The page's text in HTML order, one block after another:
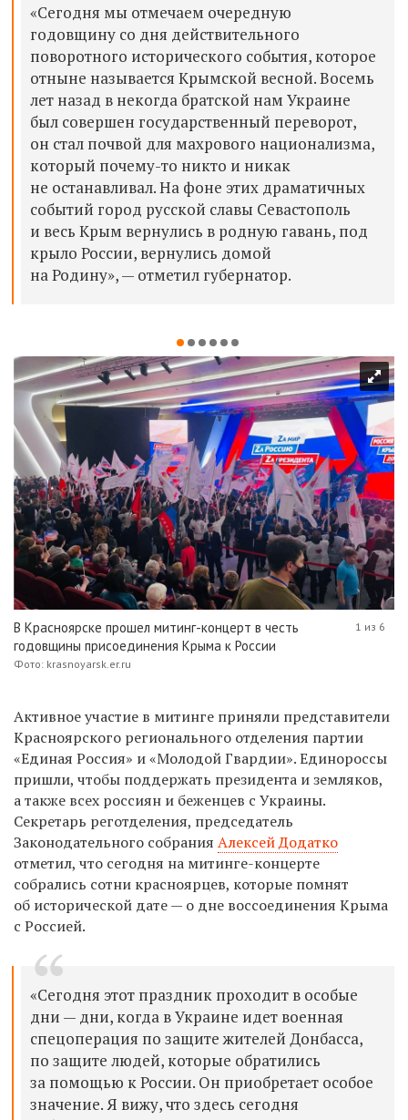
«Сегодня мы отмечаем очередную
годовщину со дня действительного
поворотного исторического события, которое
отныне называется Крымской весной. Восемь
лет назад в некогда братской нам Украине
был совершен государственный переворот,
он стал почвой для махрового национализма,
который почему-то никто и никак
не останавливал. На фоне этих драматичных
событий город русской славы Севастополь
и весь Крым вернулись в родную гавань, под
крыло России, вернулись домой
на Родину», — отметил губернатор.
В Красноярске прошел митинг-концерт в честь
годовщины присоединения Крыма к России
Фото: krasnoyarsk.er.ru
1 из 6
Активное участие в митинге приняли представители
Красноярского регионального отделения партии
«Единая Россия» и «Молодой Гвардии». Единороссы
пришли, чтобы поддержать президента и земляков,
а также всех россиян и беженцев с Украины.
Секретарь реготделения, председатель
Законодательного собрания Алексей Додатко
отметил, что сегодня на митинге-концерте
собрались сотни красноярцев, которые помнят
об исторической дате — о дне воссоединения Крыма
с Россией.
«Сегодня этот праздник проходит в особые
дни — дни, когда в Украине идет военная
спецоперация по защите жителей Донбасса,
по защите людей, которые обратились
за помощью к России. Он приобретает особое
значение. Я вижу, что здесь сегодня